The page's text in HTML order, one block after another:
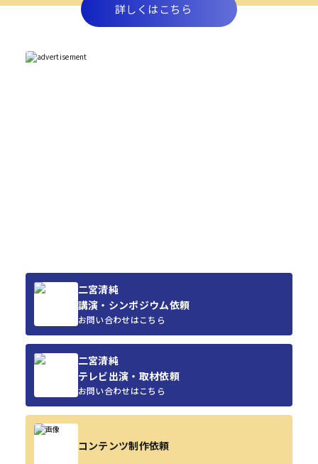
詳しくはこちら
二宮清純
講演・シンポジウム依頼
お問い合わせはこちら
二宮清純
テレビ出演・取材依頼
お問い合わせはこちら
コンテンツ制作依頼